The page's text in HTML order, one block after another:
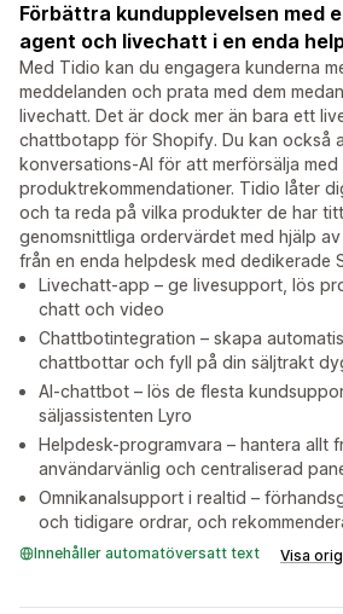
Förbättra kundupplevelsen med
agent och livechatt i en enda
Med Tidio kan du engagera kunderna
meddelanden och prata med dem
livechatt. Det är dock mer än bara ett
chattbotapp för Shopify. Du kan också
konversations-AI för att merförsälja med
produktrekommendationer. Tidio låter
och ta reda på vilka produkter de har
genomsnittliga ordervärdet med hjälp
från en enda helpdesk med dedikerade
Livechatt-app – ge livesupport, lös
chatt och video
Chattbotintegration – skapa
chattbottar och fyll på din säljtrakt
AI-chattbot – lös de flesta
säljassistenten Lyro
Helpdesk-programvara – hantera allt
användarvänlig och centraliserad
Omnikanalsupport i realtid –
och tidigare ordrar, och
Innehåller automatöversatt text Visa